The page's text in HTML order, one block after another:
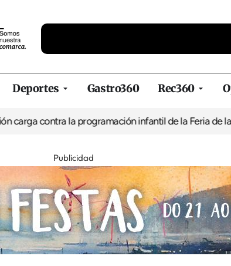
Deportes Gastro360 Rec360
la programación infantil de la Feria de la
Publicidad